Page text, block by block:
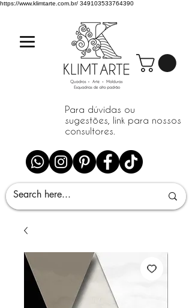
https://www.klimtarte.com.br/ 349103533764390
Para dúvidas ou
sugestões, link para nossos
consultores.